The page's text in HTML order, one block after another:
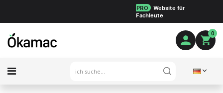
PRO
Website für
Fachleute
0